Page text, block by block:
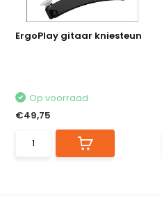
ErgoPlay gitaar kniesteun
Op voorraad
€49,75